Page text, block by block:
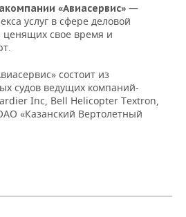
«Авиасервис» —
услуг в сфере деловой
ценящих свое время и
состоит из
судов ведущих компаний-
Inc, Bell Helicopter Textron,
«Казанский Вертолетный